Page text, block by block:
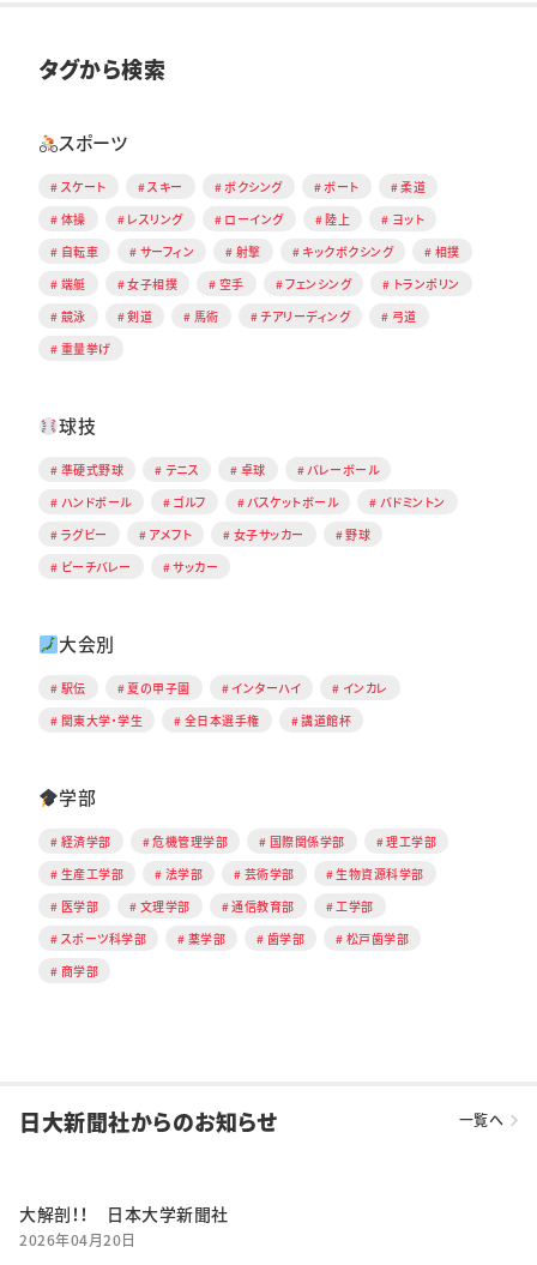
タグから検索
スポーツ
スケート スキー ボクシング ボート
柔道
体操
レスリング ローイング 陸上
ヨット
自転車
サーフィン 射撃 キックボクシング
相撲
端艇
女子相撲 空手 フェンシング
トランポリン
競泳
剣道 馬術 チアリーディング
弓道
重量挙げ
球技
準硬式野球 テニス 卓球
バレーボール
ハンドボール
ゴルフ バスケットボール
バドミントン
ラグビー
アメフト 女子サッカー
野球
ビーチバレー
サッカー
大会別
駅伝 夏の甲子園 インターハイ
インカレ
関東大学・学生
全日本選手権 講道館杯
学部
経済学部 危機管理学部 国際関係学部
理工学部
生産工学部
法学部 芸術学部
生物資源科学部
医学部
文理学部 通信教育部
工学部
スポーツ科学部
薬学部 歯学部
松戸歯学部
商学部
日大新聞社からのお知らせ 一覧へ
大解剖！！ 日本大学新聞社
2026年04月20日